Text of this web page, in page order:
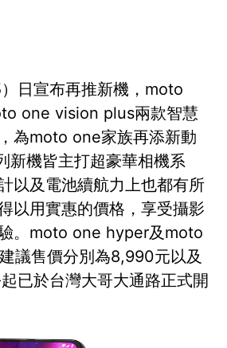
日宣布再推新機，moto
one vision plus兩款智慧
為moto one家族再添新動
新機皆主打超豪華相機系
以及電池續航力上也都有所
以用實惠的價格，享受攝影
。moto one hyper及moto
議售價分別為8,990元以及
已於台灣大哥大通路正式開